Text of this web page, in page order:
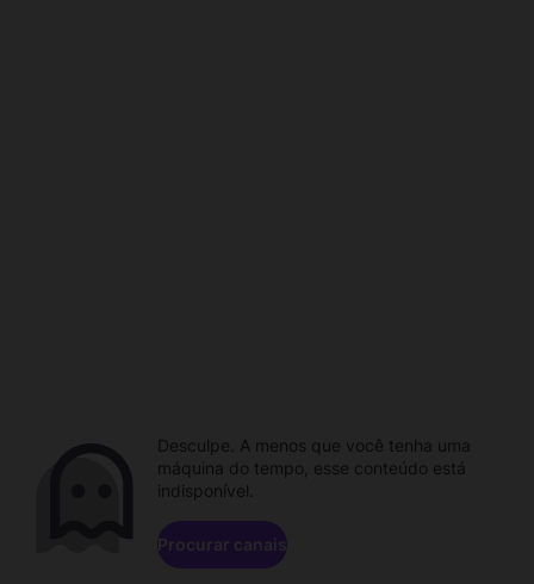
Desculpe. A menos que você tenha uma
máquina do tempo, esse conteúdo está
indisponível.
Procurar canais